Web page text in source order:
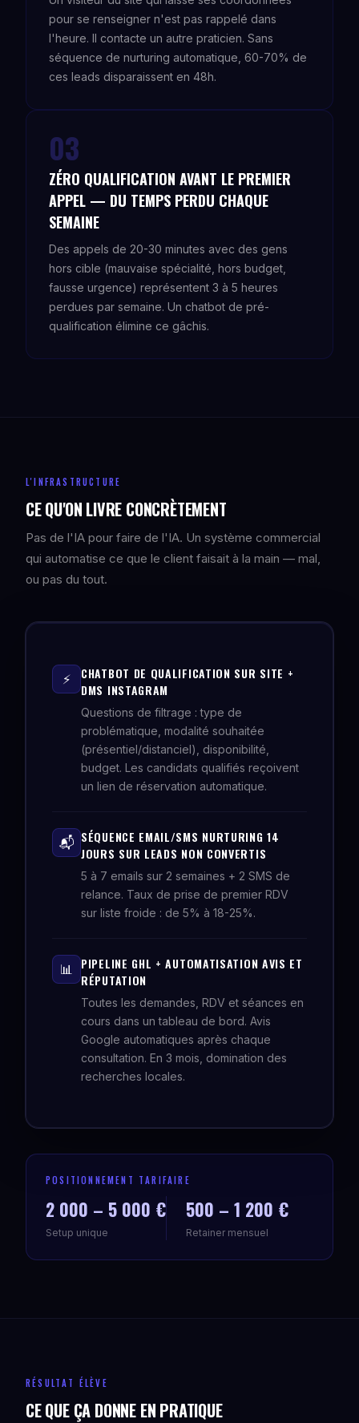
pour se renseigner n'est pas rappelé dans
l'heure. Il contacte un autre praticien. Sans
séquence de nurturing automatique, 60-70% de
ces leads disparaissent en 48h.
03
ZÉRO QUALIFICATION AVANT LE PREMIER
APPEL — DU TEMPS PERDU CHAQUE
SEMAINE
Des appels de 20-30 minutes avec des gens
hors cible (mauvaise spécialité, hors budget,
fausse urgence) représentent 3 à 5 heures
perdues par semaine. Un chatbot de pré-
qualification élimine ce gâchis.
L'INFRASTRUCTURE
CE QU'ON LIVRE CONCRÈTEMENT
Pas de l'IA pour faire de l'IA. Un système commercial
qui automatise ce que le client faisait à la main — mal,
ou pas du tout.
⚡
CHATBOT DE QUALIFICATION SUR SITE +
DMS INSTAGRAM
Questions de filtrage : type de
problématique, modalité souhaitée
(présentiel/distanciel), disponibilité,
budget. Les candidats qualifiés reçoivent
un lien de réservation automatique.
📬 SÉQUENCE EMAIL/SMS NURTURING 14
JOURS SUR LEADS NON CONVERTIS
5 à 7 emails sur 2 semaines + 2 SMS de
relance. Taux de prise de premier RDV
sur liste froide : de 5% à 18-25%.
📊 PIPELINE GHL + AUTOMATISATION AVIS ET
RÉPUTATION
Toutes les demandes, RDV et séances en
cours dans un tableau de bord. Avis
Google automatiques après chaque
consultation. En 3 mois, domination des
recherches locales.
POSITIONNEMENT TARIFAIRE
2 000 – 5 000 €
Setup unique
500 – 1 200 €
Retainer mensuel
RÉSULTAT ÉLÈVE
CE QUE ÇA DONNE EN PRATIQUE